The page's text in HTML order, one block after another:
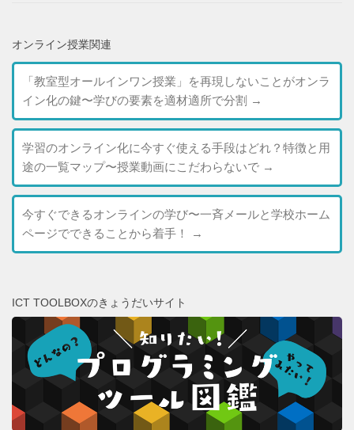
オンライン授業関連
「教室型オールインワン授業」を再現しないことがオンラ
イン化の鍵〜学びの要素を適材適所で分割 →
学習のオンライン化に今すぐ使える手段はどれ？特徴と用
途の一覧マップ〜授業動画にこだわらないで →
今すぐできるオンラインの学び〜一斉メールと学校ホーム
ページでできることから着手！
→
ICT TOOLBOXのきょうだいサイト